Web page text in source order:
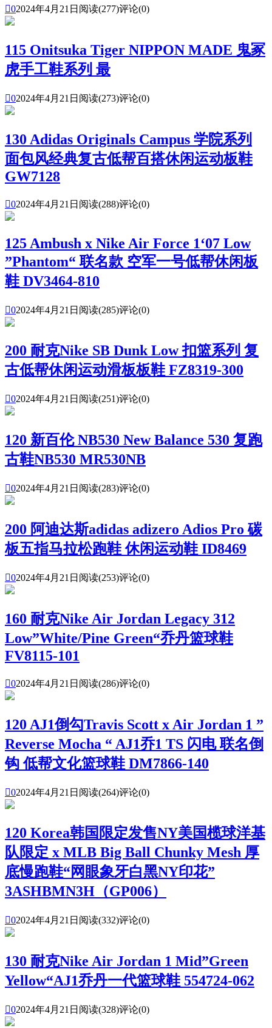
02024年4月21日 阅读(277)评论(0)
115 Onitsuka Tiger NIPPON MADE 鬼冢
虎手工鞋系列 最
02024年4月21日 阅读(273)评论(0)
130 Adidas Originals Campus 学院系列
面包风经典复古低帮百搭休闲运动板鞋
GW7128
02024年4月21日 阅读(288)评论(0)
125 Ambush x Nike Air Force 1‘07 Low
”Phantom“ 联名款 空军一号低帮休闲板
鞋 DV3464-810
02024年4月21日 阅读(285)评论(0)
200 耐克Nike SB Dunk Low 扣篮系列 复
古低帮休闲运动滑板板鞋 FZ8319-300
02024年4月21日 阅读(251)评论(0)
120 新百伦 NB530 New Balance 530 复跑
古鞋NB530 MR530NB
02024年4月21日 阅读(283)评论(0)
200 阿迪达斯adidas adizero Adios Pro 碳
板五指马拉松跑鞋 休闲运动鞋 ID8469
02024年4月21日 阅读(253)评论(0)
160 耐克Nike Air Jordan Legacy 312
Low”White/Pine Green“乔丹篮球鞋
FV8115-101
02024年4月21日 阅读(286)评论(0)
120 AJ1倒勾Travis Scott x Air Jordan 1 ”
Reverse Mocha “ AJ1乔1 TS 闪电 联名倒
钩 低帮文化篮球鞋 DM7866-140
02024年4月21日 阅读(264)评论(0)
120 Korea韩国限定发售NY美国榄球洋基
队限定 x MLB Big Ball Chunky Mesh 厚
底慢跑鞋“网眼象牙白黑NY印花”
3ASHBMN3H（GP006）
02024年4月21日 阅读(332)评论(0)
130 耐克Nike Air Jordan 1 Mid”Green
Yellow“AJ1乔丹一代篮球鞋 554724-062
02024年4月21日 阅读(328)评论(0)